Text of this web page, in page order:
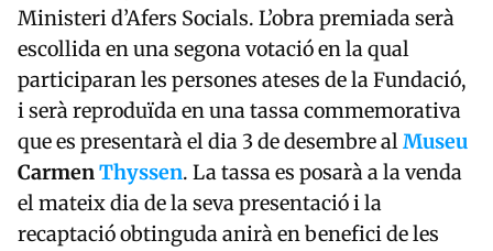
Ministeri d’Afers Socials. L’obra premiada serà
escollida en una segona votació en la qual
participaran les persones ateses de la Fundació,
i serà reproduïda en una tassa commemorativa
que es presentarà el dia 3 de desembre alMuseu
CarmenThyssen. La tassa es posarà a la venda
el mateix dia de la seva presentació i la
recaptació obtinguda anirà en benefici de les